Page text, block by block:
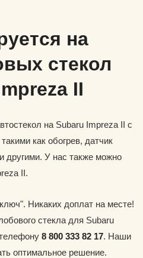
на
стекол
II
на Subaru Impreza II с
как обогрев, датчик
другими. У нас также можно
II.
Никаких доплат на месте!
стекла для Subaru
8 800 333 82 17. Наши
оптимальное решение.